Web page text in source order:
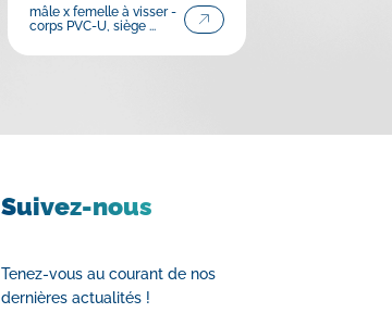
mâle x femelle à visser -
corps PVC-U, siège ...
Suivez-nous
Tenez-vous au courant de nos
dernières actualités !